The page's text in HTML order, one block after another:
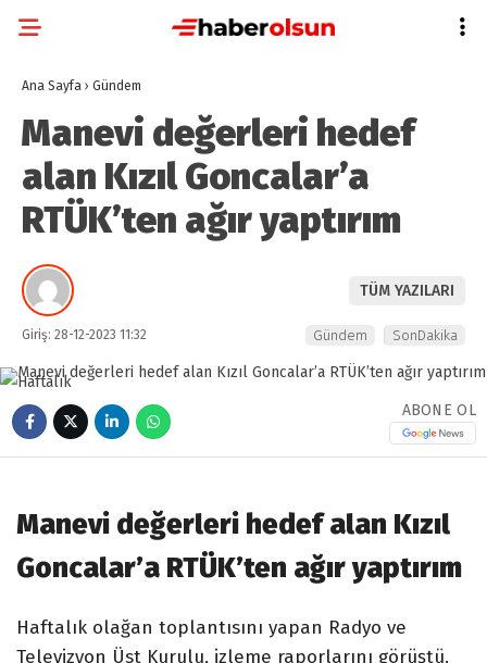
Ana Sayfa › Gündem
Manevi değerleri hedef
alan Kızıl Goncalar’a
RTÜK’ten ağır yaptırım
TÜM YAZILARI
Giriş: 28-12-2023 11:32 Gündem SonDakika
ABONE OL
Manevi değerleri hedef alan Kızıl
Goncalar’a RTÜK’ten ağır yaptırım
Haftalık olağan toplantısını yapan Radyo ve
Televizyon Üst Kurulu, izleme raporlarını görüştü.